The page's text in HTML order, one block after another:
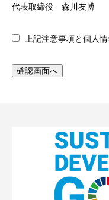
代表取締役 森川友博
上記注意事項と個人